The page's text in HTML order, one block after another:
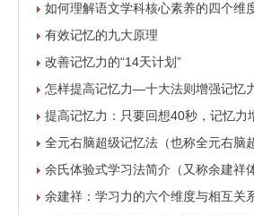
如何理解语文学科核心素养的四个维
有效记忆的九大原理
改善记忆力的“14天计划”
怎样提高记忆力—十大法则增强记忆
提高记忆力：只要回想40秒，记忆力
全元右脑超级记忆法（也称全元右脑
余氏体验式学习法简介（又称余建祥
余建祥：学习力的六个维度与相互关